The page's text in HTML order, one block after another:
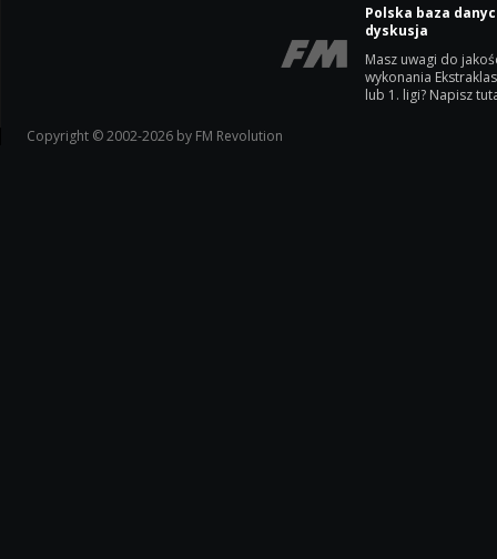
Polska baza
dyskusja
Masz uwagi do
wykonania
lub 1. ligi? Napisz
Copyright © 2002-2026 by FM Revolution